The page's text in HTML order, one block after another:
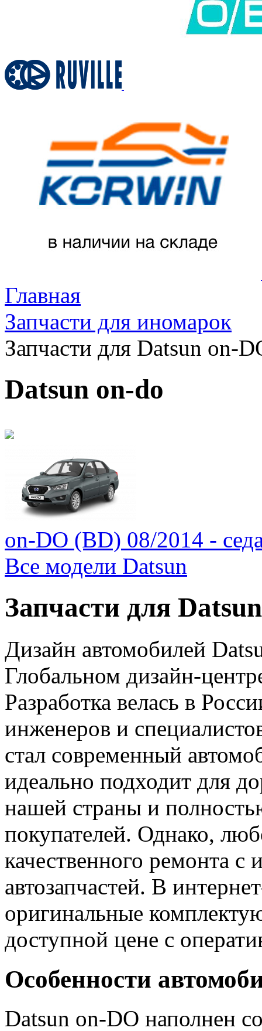
Главная
Запчасти для иномарок
Запчасти для Datsun on-
Datsun on-do
on-DO (BD) 08/2014 -
Все модели Datsun
Запчасти для
Дизайн автомобилей
Глобальном дизайн-
Разработка велась в
инженеров и
стал современный
идеально подходит для
нашей страны и
покупателей. Однако,
качественного ремонта
автозапчастей. В
оригинальные
доступной цене с
Особенности
Datsun on-DO наполнен